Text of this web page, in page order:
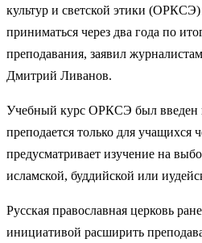
культур и светской этики
приниматься через два года по
преподавания, заявил
Дмитрий Ливанов.
Учебный курс ОРКСЭ был введен
преподается только для учащихся
предусматривает изучение на
исламской, буддийской или
Русская православная церковь
инициативой расширить